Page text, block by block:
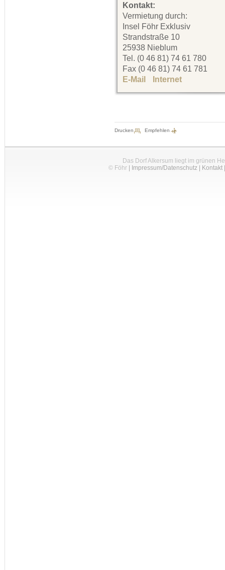
Kontakt:
Vermietung durch:
Insel Föhr Exklusiv
Strandstraße 10
25938 Nieblum
Tel. (0 46 81) 74 61 780
Fax (0 46 81) 74 61 781
E-Mail
Internet
Drucken Empfehlen
Das Dorf Alkersum liegt im grünen
© Föhr| Impressum/Datenschutz| Kontakt